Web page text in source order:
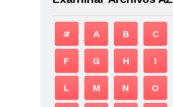
# A B C
F G H I
L M N O